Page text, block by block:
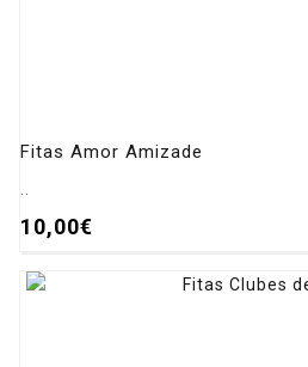
Fitas Amor Amizade
10,00€